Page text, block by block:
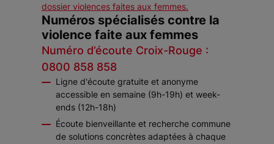
dossier violences faites aux femmes.
Numéros spécialisés contre la
violence faite aux femmes
Numéro d’écoute Croix-Rouge :
0800 858 858
Ligne d'écoute gratuite et anonyme
accessible en semaine (9h-19h) et week-
ends (12h-18h)
Écoute bienveillante et recherche commune
de solutions concrètes adaptées à chaque